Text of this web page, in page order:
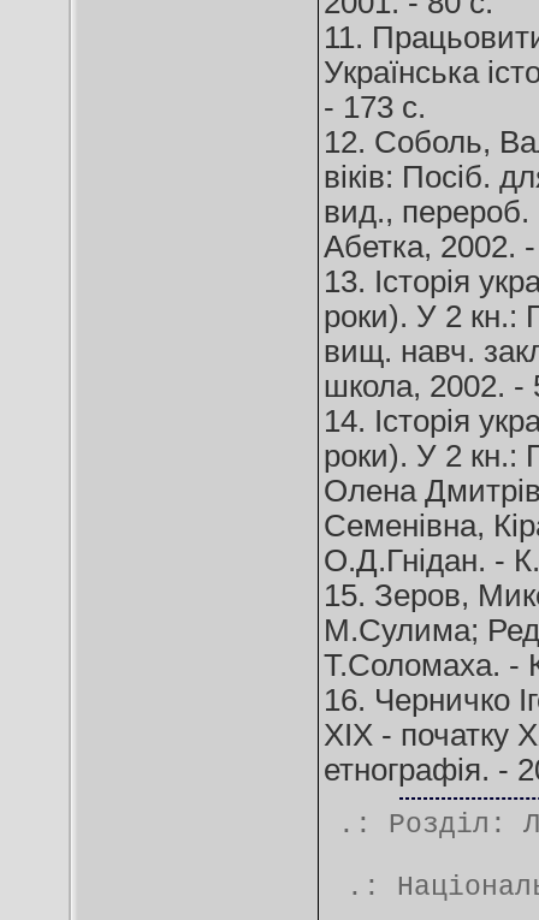
11.
Українська
- 173 с.
12. Соболь,
віків: Посіб.
вид., перероб.
Абетка, 2002. -
13. Історія
роки). У 2 кн.:
вищ. навч.
школа, 2002. -
14. Історія
роки). У 2 кн.:
Олена
Семенівна,
О.Д.Гнідан. -
15. Зеров,
М.Сулима;
Т.Соломаха. -
16. Черничко
ХІХ - початку
етнографія. -
.: Розділ:
.: